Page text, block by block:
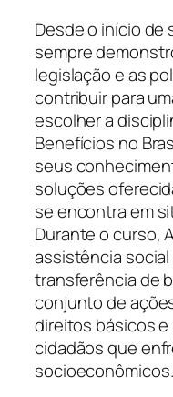
Desde o início de
sempre
legislação e as
contribuir para
escolher a
Benefícios no
seus
soluções
se encontra em
Durante o curso,
assistência social
transferência de
conjunto de
direitos básicos e
cidadãos que
socioeconômicos.